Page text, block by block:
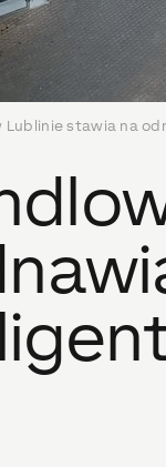
Lublinie stawia na